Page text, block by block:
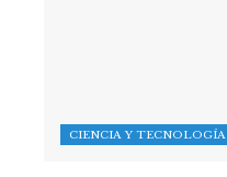
CIENCIA Y TECNOLOGÍA